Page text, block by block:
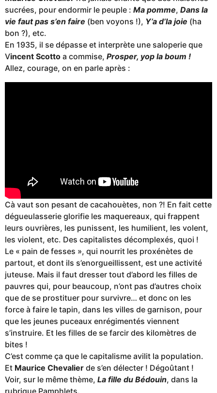
sucrées, pour endormir le peuple : Ma pomme, Dans la
vie faut pas s’en faire (ben voyons !), Y’a d’la joie (ha
bon ?), etc.
En 1935, il se dépasse et interprète une saloperie que
Vincent Scotto a commise, Prosper, yop la boum !
Allez, courage, on en parle après :
Cà vaut son pesant de cacahouètes, non ?! En fait cette
dégueulasserie glorifie les maquereaux, qui frappent
leurs ouvrières, les punissent, les humilient, les volent,
les violent, etc. Des capitalistes décomplexés, quoi !
Le « pain de fesses », qui nourrit les proxénètes de
partout, et dont ils s’enorgueillissent, est une activité
juteuse. Mais il faut dresser tout d’abord les filles de
pauvres qui, pour beaucoup, n’ont pas d’autres choix
que de se prostituer pour survivre… et donc on les
force à faire le tapin, dans les villes de garnison, pour
que les jeunes puceaux enrégimentés viennent
s’instruire. Et les filles de se farcir des kilomètres de
bites !
C’est comme ça que le capitalisme avilit la population.
Et Maurice Chevalier de s’en délecter ! Dégoûtant !
Voir, sur le même thème, La fille du Bédouin, dans la